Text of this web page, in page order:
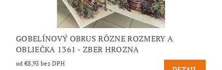
GOBELÍNOVÝ OBRUS RÔZNE ROZMERY A
OBLIEČKA 1361 - ZBER HROZNA
od €8,93 bez DPH